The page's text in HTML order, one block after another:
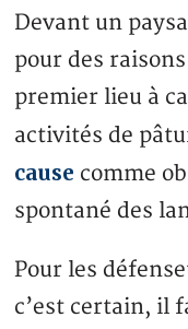
Devant un
pour des
premier lieu à
activités de
cause comme
spontané des
Pour les
c’est certain, il